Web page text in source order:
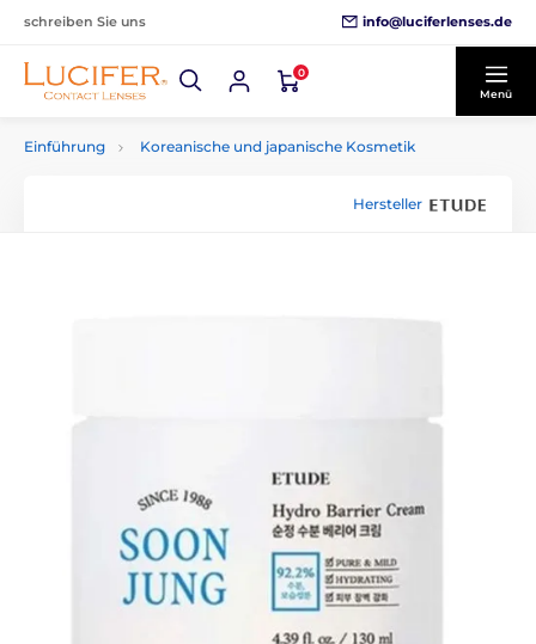
schreiben Sie uns info@luciferlenses.de
0
Menü
Einführung Koreanische und japanische Kosmetik
Hersteller